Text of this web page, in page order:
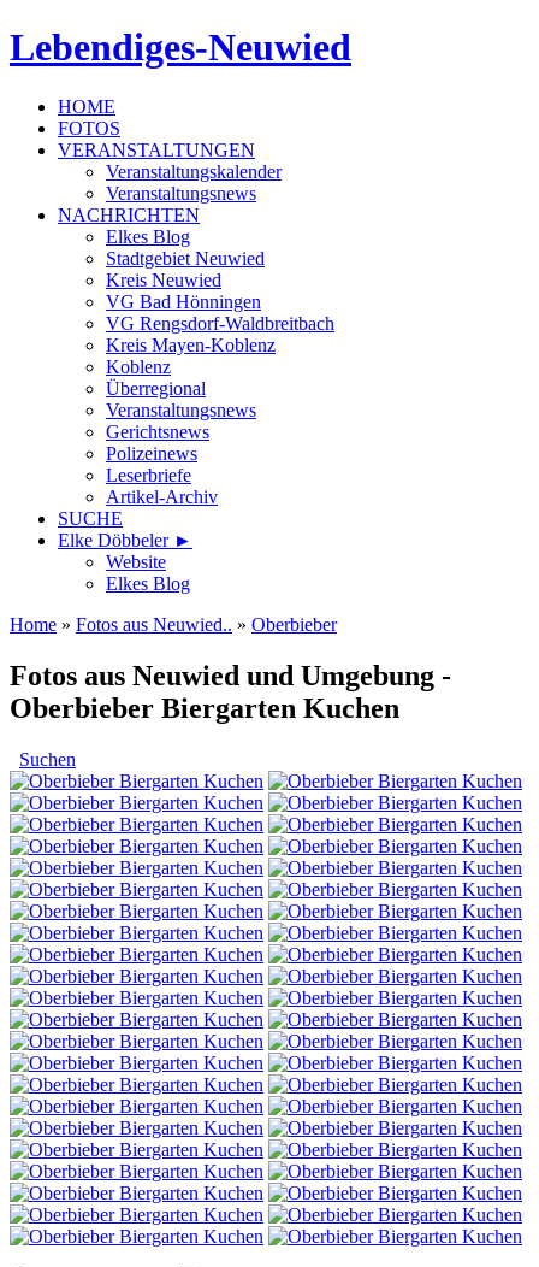
Lebendiges-Neuwied
HOME
FOTOS
VERANSTALTUNGEN
Veranstaltungskalender
Veranstaltungsnews
NACHRICHTEN
Elkes Blog
Stadtgebiet Neuwied
Kreis Neuwied
VG Bad Hönningen
VG Rengsdorf-Waldbreitbach
Kreis Mayen-Koblenz
Koblenz
Überregional
Veranstaltungsnews
Gerichtsnews
Polizeinews
Leserbriefe
Artikel-Archiv
SUCHE
Elke Döbbeler ►
Website
Elkes Blog
Home » Fotos aus Neuwied.. » Oberbieber
Fotos aus Neuwied und Umgebung -
Oberbieber Biergarten Kuchen
Suchen